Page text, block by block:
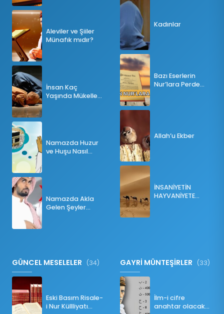
Aleviler ve Şiiler
Münafık mıdır?
İnsan Kaç
Yaşında Mükellef
Namazda Huzur
ve Huşu Nasıl
Namazda Akla
Gelen Şeyler
Kadınlar
Bazı Eserlerin
Nur’lara Perde
Allah’u Ekber
İNSANİYETİN
HAYVANİYETE
GÜNCEL MESELELER (34)
Eski Basım Risale-
i Nur Küllliyatı
GAYRİ MÜNTEŞİRLER (33)
İlm-i cifre
anahtar olacak